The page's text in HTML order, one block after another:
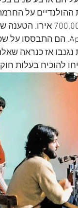
ההולנדיים על
של ההקלטות ודרשו את החזרתן
אחרי שההקלטות נגנבו אז
להוכיח בעלות